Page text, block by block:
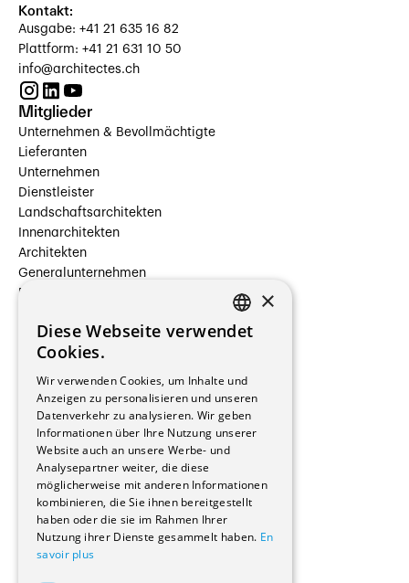
Kontakt:
Ausgabe: +41 21 635 16 82
Plattform: +41 21 631 10 50
info@architectes.ch
Mitglieder
Unternehmen & Bevollmächtigte
Lieferanten
Unternehmen
Dienstleister
Landschaftsarchitekten
Innenarchitekten
Architekten
Generalunternehmen
Beauftragte Unternehmen
Hersteller/Lieferanten
Bauherrschaften
Immobilienverwaltungsgesellschaften
Stockwerkeigentum
Reportagen
Wohnungen
Renovierungen
Innere Umbauten
Gastgewerbe und Tourismus
Verwaltungsgebäude und Geschäfte
Schuleinrichtungen
Medizinische Einrichtungen
FRENCH
×
Diese Webseite verwendet
Cookies.
Wir verwenden Cookies, um Inhalte und
Anzeigen zu personalisieren und unseren
Datenverkehr zu analysieren. Wir geben
Informationen über Ihre Nutzung unserer
Website auch an unsere Werbe- und
Analysepartner weiter, die diese
möglicherweise mit anderen Informationen
kombinieren, die Sie ihnen bereitgestellt
haben oder die sie im Rahmen Ihrer
Nutzung ihrer Dienste gesammelt haben. En
savoir plus